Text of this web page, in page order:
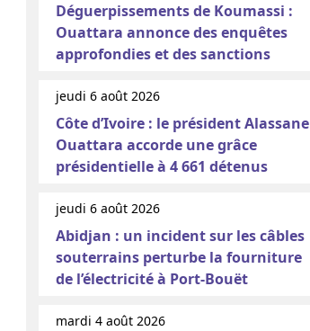
Déguerpissements de Koumassi :
Ouattara annonce des enquêtes
approfondies et des sanctions
jeudi 6 août 2026
Côte d’Ivoire : le président Alassane
Ouattara accorde une grâce
présidentielle à 4 661 détenus
jeudi 6 août 2026
Abidjan : un incident sur les câbles
souterrains perturbe la fourniture
de l’électricité à Port-Bouët
mardi 4 août 2026